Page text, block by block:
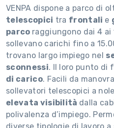
VENPA dispone a parco di
telescopici tra frontali e
parco raggiungono dai 4 ai
sollevano carichi fino a
trovano largo impiego nel
sconnessi. Il loro punto di
di carico. Facili da
sollevatori telescopici a
elevata visibilità dalla
polivalenza d’impiego.